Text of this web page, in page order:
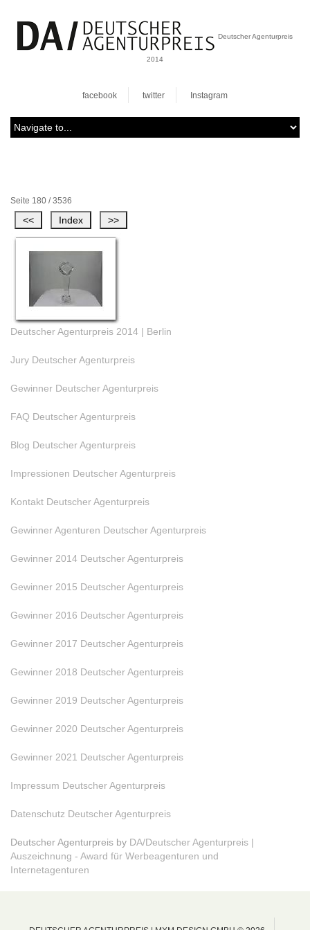
Deutscher Agenturpreis
2014
facebook twitter Instagram
Seite 180 / 3536
Deutscher Agenturpreis 2014 | Berlin
Jury Deutscher Agenturpreis
Gewinner Deutscher Agenturpreis
FAQ Deutscher Agenturpreis
Blog Deutscher Agenturpreis
Impressionen Deutscher Agenturpreis
Kontakt Deutscher Agenturpreis
Gewinner Agenturen Deutscher Agenturpreis
Gewinner 2014 Deutscher Agenturpreis
Gewinner 2015 Deutscher Agenturpreis
Gewinner 2016 Deutscher Agenturpreis
Gewinner 2017 Deutscher Agenturpreis
Gewinner 2018 Deutscher Agenturpreis
Gewinner 2019 Deutscher Agenturpreis
Gewinner 2020 Deutscher Agenturpreis
Gewinner 2021 Deutscher Agenturpreis
Impressum Deutscher Agenturpreis
Datenschutz Deutscher Agenturpreis
Deutscher Agenturpreis by DA/Deutscher Agenturpreis |
Auszeichnung - Award für Werbeagenturen und
Internetagenturen